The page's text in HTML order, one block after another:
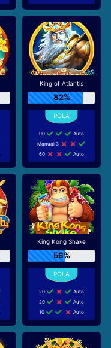
King of Atlantis
82%
90
Auto
Manual 3
60
Auto
King Kong Shake
56%
20
Auto
20
Auto
10
Auto